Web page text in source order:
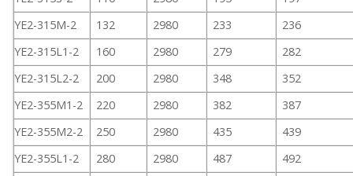
YE2-315M-2
132 2980 233
236
YE2-315L1-2
160 2980 279
282
YE2-315L2-2
200 2980 348
352
YE2-355M1-2
220 2980 382
387
YE2-355M2-2
250 2980 435
439
YE2-355L1-2
280 2980 487
492